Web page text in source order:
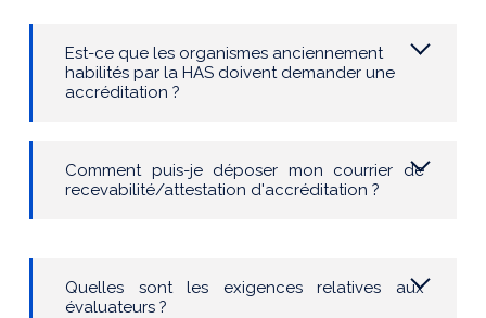
Est-ce que les organismes anciennement
habilités par la HAS doivent demander une
accréditation ?
Comment puis-je déposer mon courrier de
recevabilité/attestation d'accréditation ?
Quelles sont les exigences relatives aux
évaluateurs ?